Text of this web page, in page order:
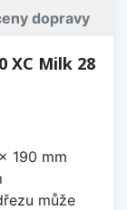
dopravy
XC Milk 28
190 mm
může